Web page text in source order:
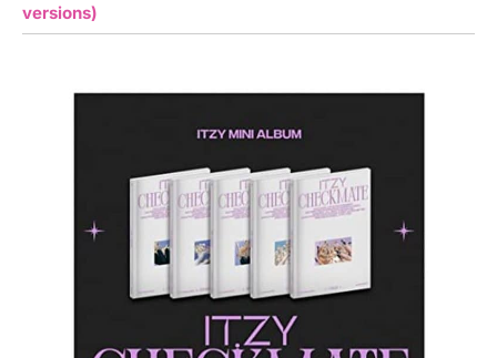
versions)